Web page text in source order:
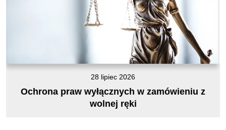
28 lipiec 2026
Ochrona praw wyłącznych w zamówieniu z
wolnej ręki